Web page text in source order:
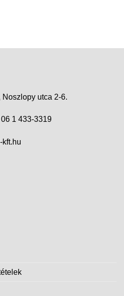
Noszlopy utca 2-6.
1 433-3319
kft.hu